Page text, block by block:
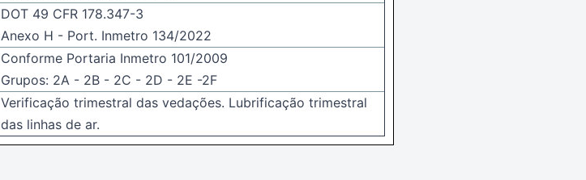
DOT 49 CFR 178.347-3
Anexo H - Port. Inmetro 134/2022
Conforme Portaria Inmetro 101/2009
Grupos: 2A - 2B - 2C - 2D - 2E -2F
Verificação trimestral das vedações. Lubrificação trimestral
das linhas de ar.